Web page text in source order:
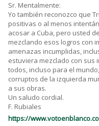
Sr. Mentalmente:
Yo también reconozco que
positivas o al menos
acosar a Cuba, pero usted
mezclando esos logros con
amenazas incumplidas,
estuviera mezclado con sus
todos, incluso para el
corruptos de la izquierda
a sus obras.
Un saludo cordial.
F. Rubiales
https://